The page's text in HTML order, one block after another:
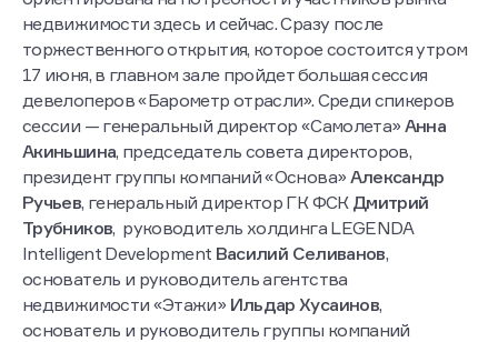
недвижимости здесь и сейчас. Сразу после
торжественного открытия, которое состоится утром
17 июня, в главном зале пройдет большая сессия
девелоперов «Барометр отрасли». Среди спикеров
сессии — генеральный директор «Самолета» Анна
Акиньшина, председатель совета директоров,
президент группы компаний «Основа» Александр
Ручьев, генеральный директор ГК ФСК Дмитрий
Трубников, руководитель холдинга LEGENDA
Intelligent Development Василий Селиванов,
основатель и руководитель агентства
недвижимости «Этажи» Ильдар Хусаинов,
основатель и руководитель группы компаний